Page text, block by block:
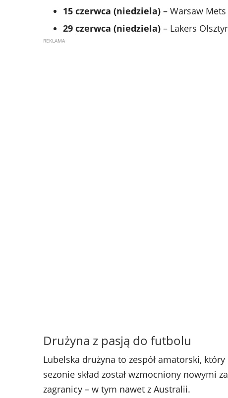
15 czerwca (niedziela) – Warsaw Mets
29 czerwca (niedziela) – Lakers
Drużyna z pasją do futbolu
Lubelska drużyna to zespół amatorski,
sezonie skład został wzmocniony nowymi
zagranicy – w tym nawet z Australii.